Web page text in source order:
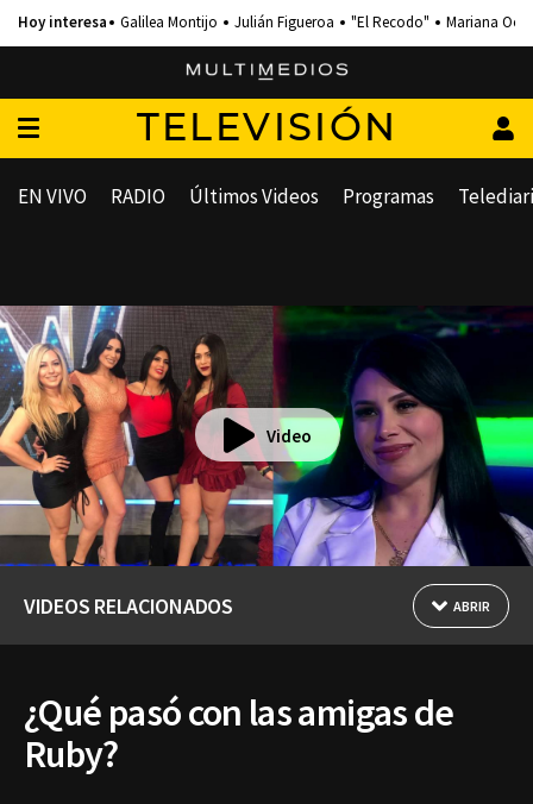
Galilea Montijo Julián Figueroa "El Recodo" Mariana
TELEVISIÓN
EN VIVO RADIO Últimos Videos Programas
Video
VIDEOS RELACIONADOS ABRIR
¿Qué pasó con las amigas de
Ruby?